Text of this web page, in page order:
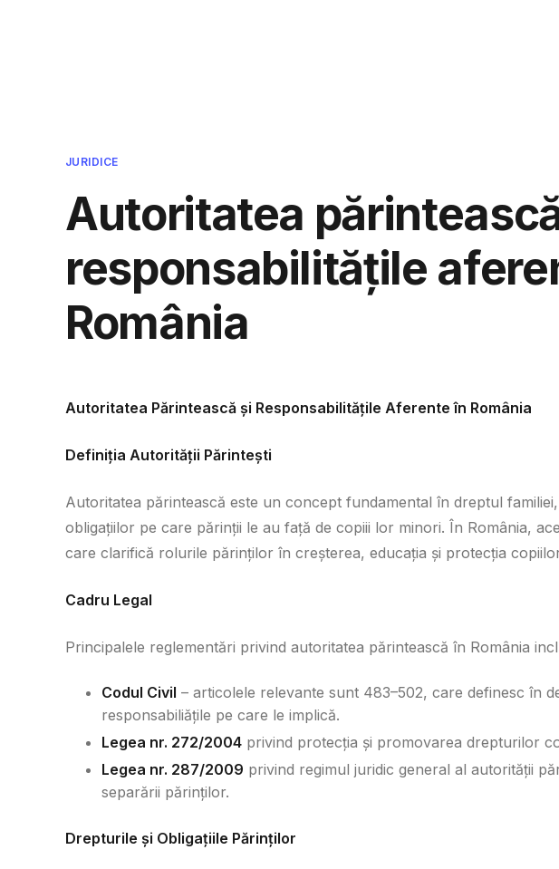
JURIDICE
Autoritatea
responsabilitățile
România
Autoritatea Părintească și Responsabilitățile Aferente în România
Definiția Autorității Părintești
Autoritatea părintească este un concept fundamental în dreptul
obligațiilor pe care părinții le au față de copiii lor minori. În România,
care clarifică rolurile părinților în creșterea, educația și protecția
Cadru Legal
Principalele reglementări privind autoritatea părintească în România
Codul Civil – articolele relevante sunt 483–502, care definesc în
responsabiliățile pe care le implică.
Legea nr. 272/2004 privind protecția și promovarea drepturilor
Legea nr. 287/2009 privind regimul juridic general al autorității
separării părinților.
Drepturile și Obligațiile Părinților